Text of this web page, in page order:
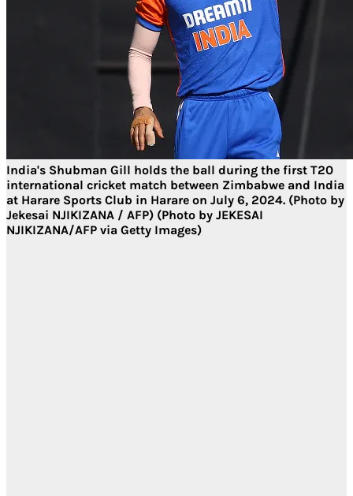
India's Shubman Gill holds the ball during the first T20
international cricket match between Zimbabwe and India
at Harare Sports Club in Harare on July 6, 2024. (Photo by
Jekesai NJIKIZANA / AFP) (Photo by JEKESAI
NJIKIZANA/AFP via Getty Images)